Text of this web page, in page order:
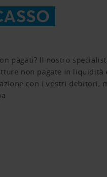
pagati? Il nostro
non pagate in liquidità
con i vostri debitori,